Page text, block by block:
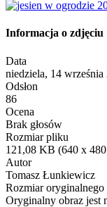
Informacja o zdjęciu
Data
niedziela, 14 września
Odsłon
86
Ocena
Brak głosów
Rozmiar pliku
121,08 KB (640 x
Autor
Tomasz Łunkiewicz
Rozmiar oryginalnego
Oryginalny obraz jest